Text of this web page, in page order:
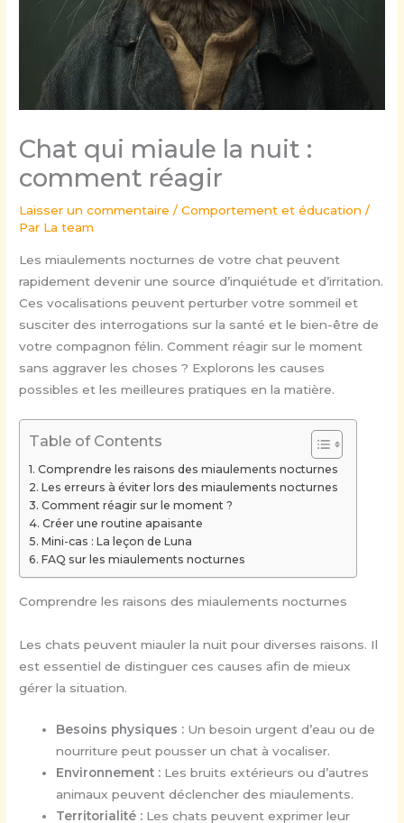
Chat qui miaule la nuit :
comment réagir
Laisser un commentaire /Comportement et éducation /
Par La team
Les miaulements nocturnes de votre chat peuvent
rapidement devenir une source d’inquiétude et d’irritation.
Ces vocalisations peuvent perturber votre sommeil et
susciter des interrogations sur la santé et le bien-être de
votre compagnon félin. Comment réagir sur le moment
sans aggraver les choses ? Explorons les causes
possibles et les meilleures pratiques en la matière.
Table of Contents
Comprendre les raisons des miaulements nocturnes
Les erreurs à éviter lors des miaulements nocturnes
Comment réagir sur le moment ?
Créer une routine apaisante
Mini-cas : La leçon de Luna
FAQ sur les miaulements nocturnes
Comprendre les raisons des miaulements nocturnes
Les chats peuvent miauler la nuit pour diverses raisons. Il
est essentiel de distinguer ces causes afin de mieux
gérer la situation.
Besoins physiques : Un besoin urgent d’eau ou de
nourriture peut pousser un chat à vocaliser.
Environnement : Les bruits extérieurs ou d’autres
animaux peuvent déclencher des miaulements.
Territorialité : Les chats peuvent exprimer leur